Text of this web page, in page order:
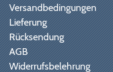
Versandbedingungen
Lieferung
Rücksendung
AGB
Widerrufsbelehrung